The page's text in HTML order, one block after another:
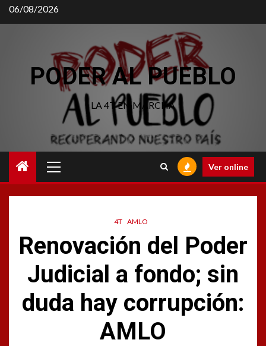
Saltar
al
06/08/2026
PODER AL PUEBLO
LA 4T EN MARCHA
principal
Ver online
4T AMLO
Renovación del Poder
Judicial a fondo; sin
duda hay corrupción:
AMLO